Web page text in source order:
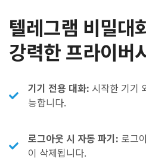
텔레그램 비밀대
강력한 프라이버
기기 전용 대화: 시작한 기기
능합니다.
로그아웃 시 자동 파기: 로그
이 삭제됩니다.